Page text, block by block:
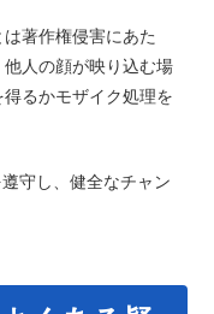
著作権侵害にあた
人の顔が映り込む場
るかモザイク処理を
守し、健全なチャン